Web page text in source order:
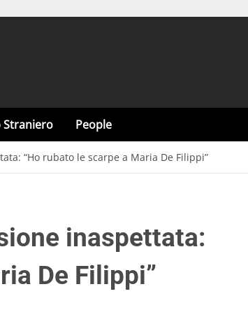
Straniero People
“Ho rubato le scarpe a Maria De Filippi”
inaspettata:
De Filippi”